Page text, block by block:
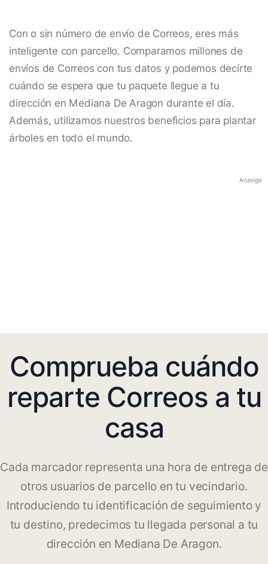
Con o sin número de envío de Correos, eres más
inteligente con parcello. Comparamos millones de
envíos de Correos con tus datos y podemos decirte
cuándo se espera que tu paquete llegue a tu
dirección en Mediana De Aragon durante el día.
Además, utilizamos nuestros beneficios para plantar
árboles en todo el mundo.
Anzeige
Comprueba cuándo
reparte Correos a tu
casa
Cada marcador representa una hora de entrega de
otros usuarios de parcello en tu vecindario.
Introduciendo tu identificación de seguimiento y
tu destino, predecimos tu llegada personal a tu
dirección en Mediana De Aragon.